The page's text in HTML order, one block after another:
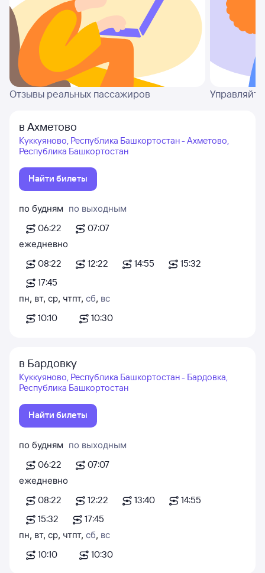
Отзывы реальных пассажиров
в Ахметово
Куккуяново, Республика Башкортостан - Ахметово,
Республика Башкортостан
Найти билеты
по будням
06:22
по выходным
07:07
ежедневно
08:22
12:22 14:55
15:32
17:45
пн, вт, ср, чт
10:10
пт, сб, вс
10:30
в Бардовку
Куккуяново, Республика Башкортостан - Бардовка,
Республика Башкортостан
Найти билеты
по будням
06:22
по выходным
07:07
ежедневно
08:22
12:22 13:40
14:55
15:32
17:45
пн, вт, ср, чт
10:10
пт, сб, вс
10:30